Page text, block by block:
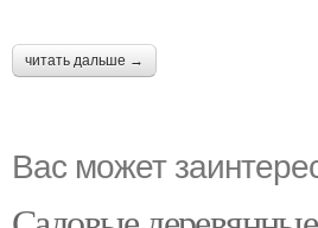
читать дальше →
Вас может